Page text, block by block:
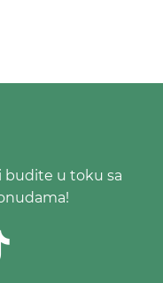
budite u toku sa